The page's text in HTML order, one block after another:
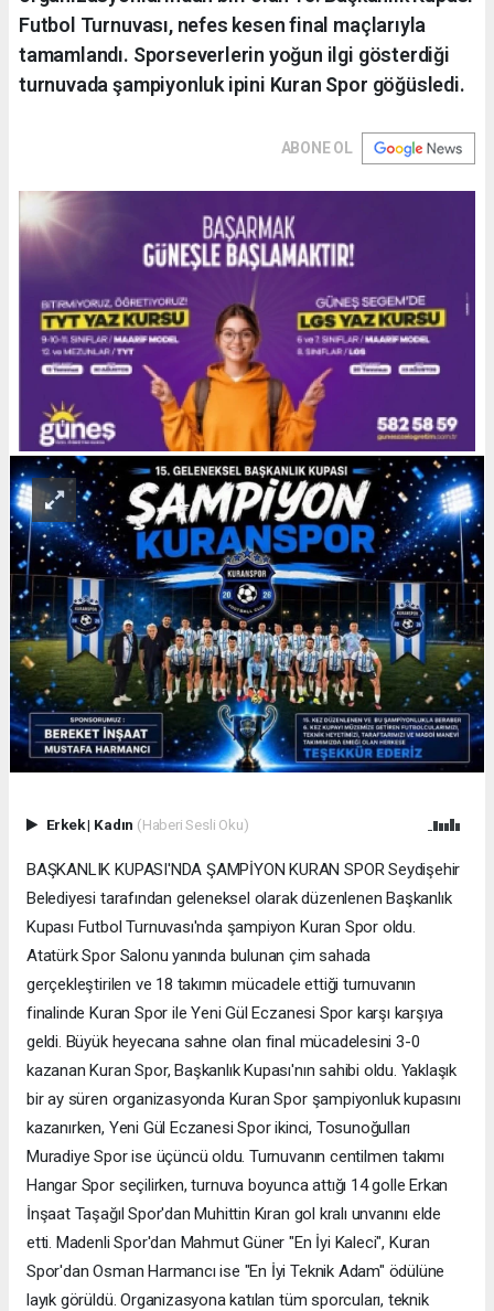
Futbol Turnuvası, nefes kesen final maçlarıyla
tamamlandı. Sporseverlerin yoğun ilgi gösterdiği
turnuvada şampiyonluk ipini Kuran Spor göğüsledi.
ABONE OL
Erkek| Kadın (Haberi Sesli Oku)
BAŞKANLIK KUPASI'NDA ŞAMPİYON KURAN SPOR Seydişehir
Belediyesi tarafından geleneksel olarak düzenlenen Başkanlık
Kupası Futbol Turnuvası'nda şampiyon Kuran Spor oldu.
Atatürk Spor Salonu yanında bulunan çim sahada
gerçekleştirilen ve 18 takımın mücadele ettiği turnuvanın
finalinde Kuran Spor ile Yeni Gül Eczanesi Spor karşı karşıya
geldi. Büyük heyecana sahne olan final mücadelesini 3-0
kazanan Kuran Spor, Başkanlık Kupası'nın sahibi oldu. Yaklaşık
bir ay süren organizasyonda Kuran Spor şampiyonluk kupasını
kazanırken, Yeni Gül Eczanesi Spor ikinci, Tosunoğulları
Muradiye Spor ise üçüncü oldu. Turnuvanın centilmen takımı
Hangar Spor seçilirken, turnuva boyunca attığı 14 golle Erkan
İnşaat Taşağıl Spor'dan Muhittin Kıran gol kralı unvanını elde
etti. Madenli Spor'dan Mahmut Güner "En İyi Kaleci", Kuran
Spor'dan Osman Harmancı ise "En İyi Teknik Adam" ödülüne
layık görüldü. Organizasyona katılan tüm sporcuları, teknik